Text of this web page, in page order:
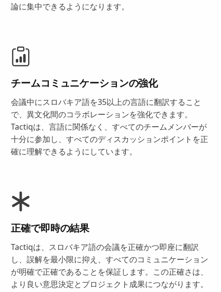
論に集中できるようになります。
チームコミュニケーションの強化
会議中にスロバキア語を35以上の言語に翻訳すること
で、異文化間のコラボレーションを強化できます。
Tactiqは、言語に関係なく、すべてのチームメンバーが
十分に参加し、すべてのディスカッションポイントを正
確に理解できるようにしています。
正確で即時の結果
Tactiqは、スロバキア語の会議を正確かつ即座に翻訳
し、誤解を最小限に抑え、すべてのコミュニケーション
が明確で正確であることを保証します。この正確さは、
より良い意思決定とプロジェクト成果につながります。